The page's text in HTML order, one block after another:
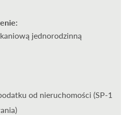
jednorodzinną
od nieruchomości (SP-1